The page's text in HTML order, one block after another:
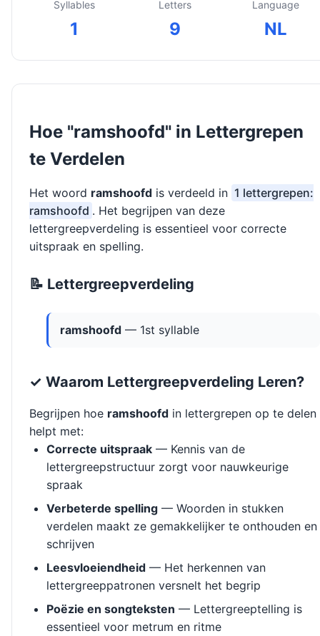
Syllables
1
Letters
9
Language
NL
Hoe "ramshoofd" in Lettergrepen
te Verdelen
Het woord ramshoofd is verdeeld in 1 lettergrepen:
ramshoofd . Het begrijpen van deze
lettergreepverdeling is essentieel voor correcte
uitspraak en spelling.
📝 Lettergreepverdeling
ramshoofd — 1st syllable
✓ Waarom Lettergreepverdeling Leren?
Begrijpen hoe ramshoofd in lettergrepen op te delen
helpt met:
Correcte uitspraak — Kennis van de
lettergreepstructuur zorgt voor nauwkeurige
spraak
Verbeterde spelling — Woorden in stukken
verdelen maakt ze gemakkelijker te onthouden en
schrijven
Leesvloeiendheid — Het herkennen van
lettergreeppatronen versnelt het begrip
Poëzie en songteksten — Lettergreeptelling is
essentieel voor metrum en ritme